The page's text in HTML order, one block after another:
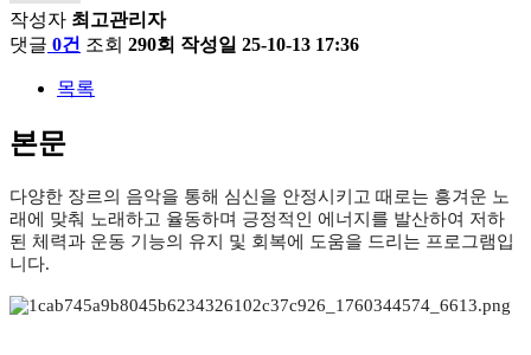
작성자 최고관리자
댓글 0건 조회 290회 작성일 25-10-13 17:36
목록
본문
다양한 장르의 음악을 통해 심신을 안정시키고 때로는 흥겨운 노
래에 맞춰 노래하고 율동하며 긍정적인 에너지를 발산하여 저하
된 체력과 운동 기능의 유지 및 회복에 도움을 드리는 프로그램입
니다.